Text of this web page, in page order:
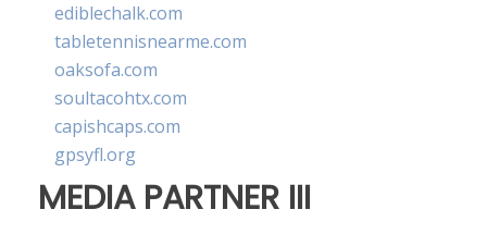
ediblechalk.com
tabletennisnearme.com
oaksofa.com
soultacohtx.com
capishcaps.com
gpsyfl.org
MEDIA PARTNER III